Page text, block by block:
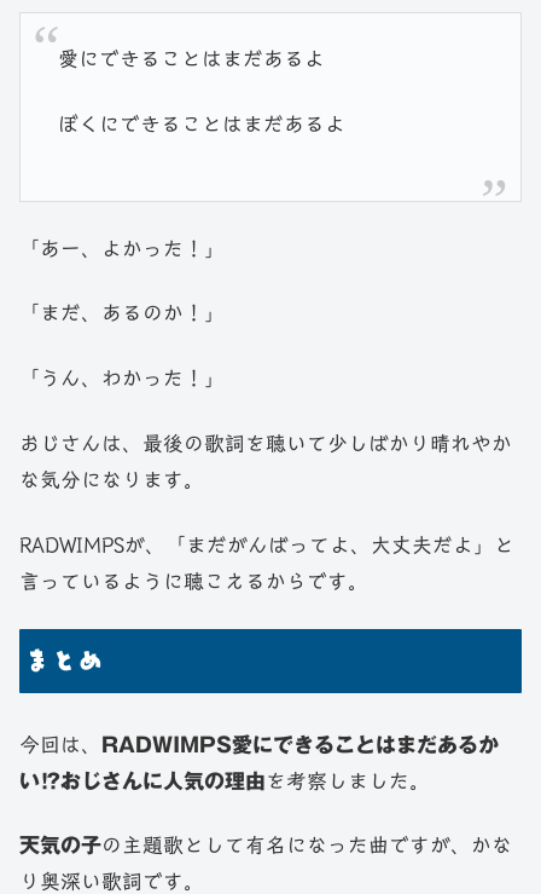
愛にできることはまだあるよ
ぼくにできることはまだあるよ
「あー、よかった！」
「まだ、あるのか！」
「うん、わかった！」
おじさんは、最後の歌詞を聴いて少しばかり晴れやか
な気分になります。
RADWIMPSが、「まだがんばってよ、大丈夫だよ」と
言っているように聴こえるからです。
まとめ
今回は、
RADWIMPS愛にできることはまだあるか
い⁉おじさんに人気の理由を考察しました。
天気の子の主題歌として有名になった曲ですが、かな
り奥深い歌詞です。